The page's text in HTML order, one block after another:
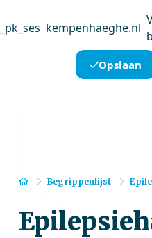
_pk_ses kempenhaeghe.nl
Opslaan
HomeBegrippenlijst